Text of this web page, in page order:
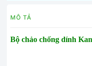
MÔ TẢ
Bộ chảo chống dính